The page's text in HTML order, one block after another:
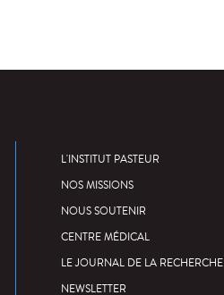
L'INSTITUT PASTEUR
NOS MISSIONS
NOUS SOUTENIR
CENTRE MÉDICAL
LE JOURNAL DE LA RECHERCHE
NEWSLETTER